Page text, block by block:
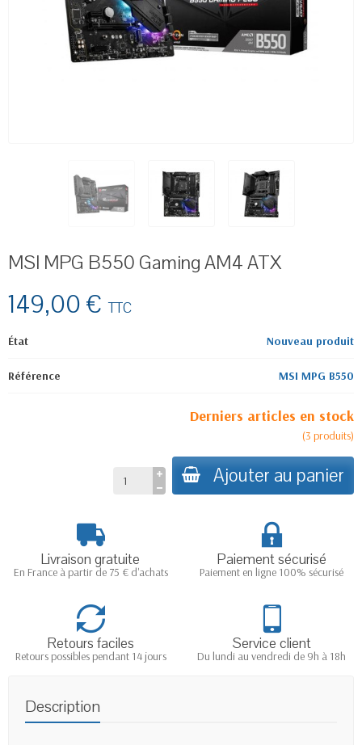
MSI MPG B550 Gaming AM4 ATX
149,00 €TTC
État Nouveau produit
Référence MSI MPG B550
Derniers articles en stock
(3 produits)
Ajouter au panier
Livraison gratuite
En France à partir de 75 € d'achats
Paiement sécurisé
Paiement en ligne 100% sécurisé
Retours faciles
Retours possibles pendant 14 jours
Service client
Du lundi au vendredi de 9h à 18h
Description